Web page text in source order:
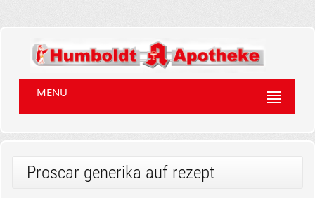
MENU
Proscar generika auf rezept